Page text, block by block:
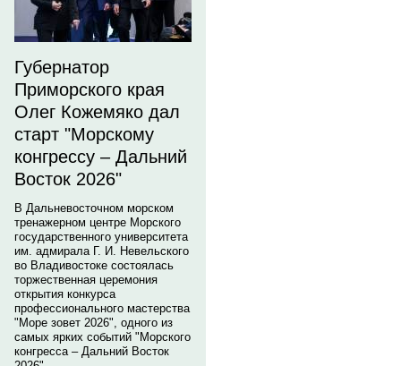
Губернатор
Приморского края
Олег Кожемяко дал
старт "Морскому
конгрессу – Дальний
Восток 2026"
В Дальневосточном морском
тренажерном центре Морского
государственного университета
им. адмирала Г. И. Невельского
во Владивостоке состоялась
торжественная церемония
открытия конкурса
профессионального мастерства
"Море зовет 2026", одного из
самых ярких событий "Морского
конгресса – Дальний Восток